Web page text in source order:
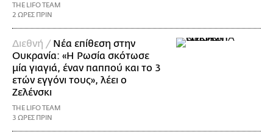
THE LIFO TEAM
2 ΩΡΕΣ ΠΡΙΝ
Διεθνή / Νέα επίθεση στην
Ουκρανία: «Η Ρωσία σκότωσε
μία γιαγιά, έναν παππού και το 3
ετών εγγόνι τους», λέει ο
Ζελένσκι
THE LIFO TEAM
3 ΩΡΕΣ ΠΡΙΝ